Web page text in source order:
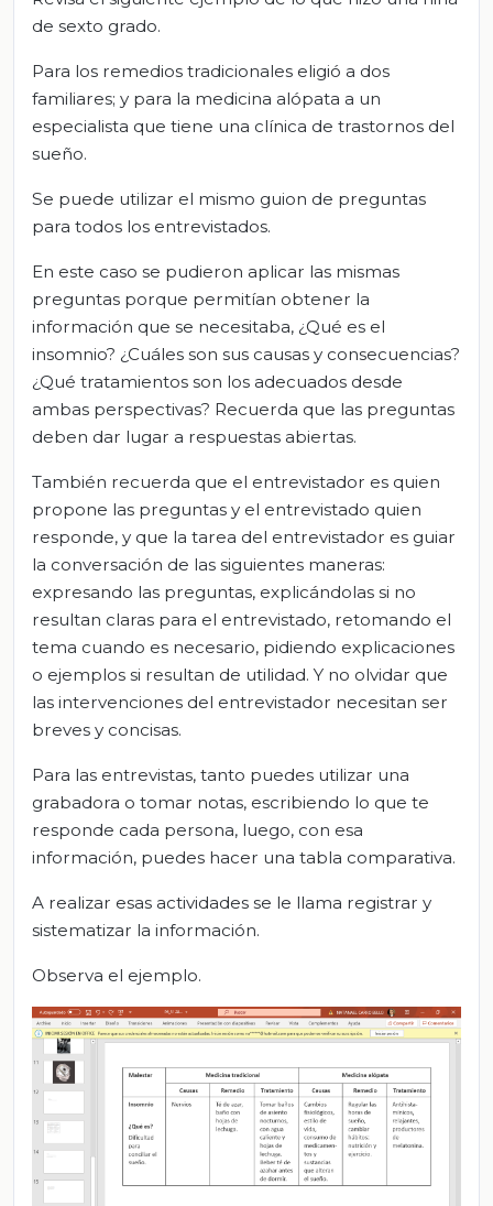
de sexto grado.
Para los remedios tradicionales eligió a dos
familiares; y para la medicina alópata a un
especialista que tiene una clínica de trastornos del
sueño.
Se puede utilizar el mismo guion de preguntas
para todos los entrevistados.
En este caso se pudieron aplicar las mismas
preguntas porque permitían obtener la
información que se necesitaba, ¿Qué es el
insomnio? ¿Cuáles son sus causas y consecuencias?
¿Qué tratamientos son los adecuados desde
ambas perspectivas? Recuerda que las preguntas
deben dar lugar a respuestas abiertas.
También recuerda que el entrevistador es quien
propone las preguntas y el entrevistado quien
responde, y que la tarea del entrevistador es guiar
la conversación de las siguientes maneras:
expresando las preguntas, explicándolas si no
resultan claras para el entrevistado, retomando el
tema cuando es necesario, pidiendo explicaciones
o ejemplos si resultan de utilidad. Y no olvidar que
las intervenciones del entrevistador necesitan ser
breves y concisas.
Para las entrevistas, tanto puedes utilizar una
grabadora o tomar notas, escribiendo lo que te
responde cada persona, luego, con esa
información, puedes hacer una tabla comparativa.
A realizar esas actividades se le llama registrar y
sistematizar la información.
Observa el ejemplo.